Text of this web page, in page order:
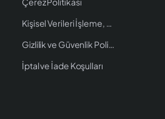
Kişisel Verileri İşleme, Saklama ve İmha Politikası
Gizlilik ve Güvenlik Politikası
İptal ve İade Koşulları